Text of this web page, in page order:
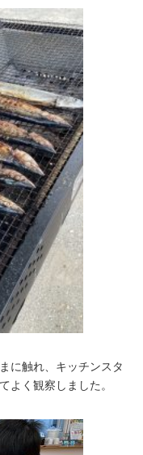
に触れ、キッチンスタ
よく観察しました。